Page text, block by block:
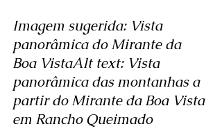
Imagem sugerida: Vista
panorâmica do Mirante da
Boa VistaAlt text: Vista
panorâmica das montanhas a
partir do Mirante da Boa Vista
em Rancho Queimado